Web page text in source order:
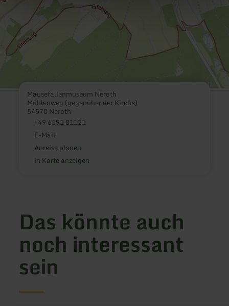
Mausefallenmuseum Neroth
Mühlenweg (gegenüber der Kirche)
54570 Neroth
+49 6591 81121
E-Mail
Anreise planen
in Karte anzeigen
Das könnte auch
noch interessant
sein